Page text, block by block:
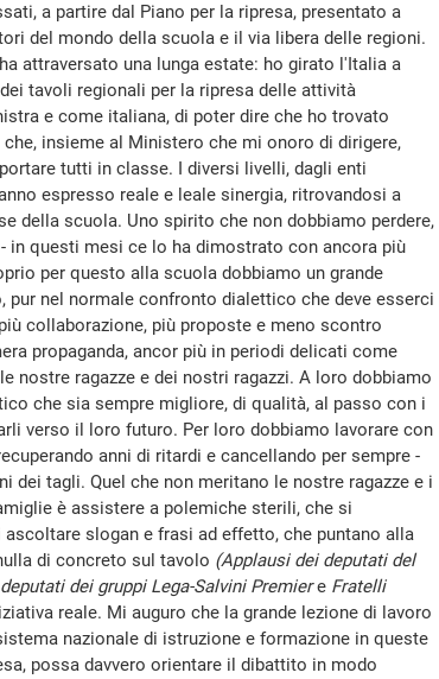
a partire dal Piano per la ripresa, presentato a
del mondo della scuola e il via libera delle regioni.
attraversato una lunga estate: ho girato l'Italia a
tavoli regionali per la ripresa delle attività
e come italiana, di poter dire che ho trovato
insieme al Ministero che mi onoro di dirigere,
tutti in classe. I diversi livelli, dagli enti
espresso reale e leale sinergia, ritrovandosi a
della scuola. Uno spirito che non dobbiamo perdere,
in questi mesi ce lo ha dimostrato con ancora più
per questo alla scuola dobbiamo un grande
nel normale confronto dialettico che deve esserci
collaborazione, più proposte e meno scontro
propaganda, ancor più in periodi delicati come
nostre ragazze e dei nostri ragazzi. A loro dobbiamo
che sia sempre migliore, di qualità, al passo con i
verso il loro futuro. Per loro dobbiamo lavorare con
anni di ritardi e cancellando per sempre -
dei tagli. Quel che non meritano le nostre ragazze e i
è assistere a polemiche sterili, che si
slogan e frasi ad effetto, che puntano alla
di concreto sul tavolo (Applausi dei deputati del
dei gruppi Lega-Salvini Premiere Fratelli
reale. Mi auguro che la grande lezione di lavoro
nazionale di istruzione e formazione in queste
possa davvero orientare il dibattito in modo